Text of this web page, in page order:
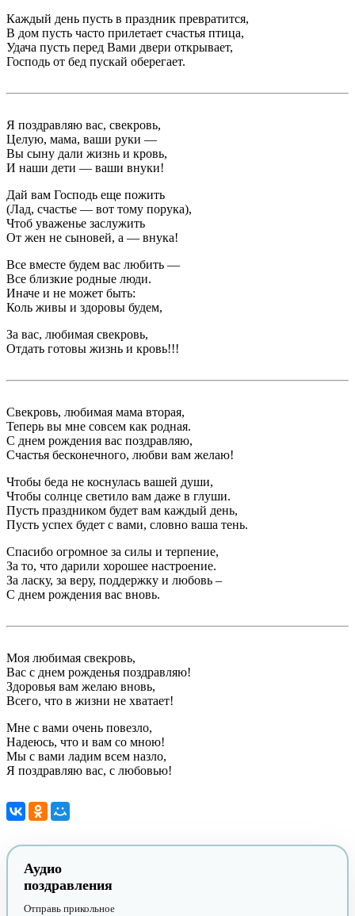
Каждый день пусть в праздник превратится,
В дом пусть часто прилетает счастья птица,
Удача пусть перед Вами двери открывает,
Господь от бед пускай оберегает.
Я поздравляю вас, свекровь,
Целую, мама, ваши руки —
Вы сыну дали жизнь и кровь,
И наши дети — ваши внуки!
Дай вам Господь еще пожить
(Лад, счастье — вот тому порука),
Чтоб уваженье заслужить
От жен не сыновей, а — внука!
Все вместе будем вас любить —
Все близкие родные люди.
Иначе и не может быть:
Коль живы и здоровы будем,
За вас, любимая свекровь,
Отдать готовы жизнь и кровь!!!
Свекровь, любимая мама вторая,
Теперь вы мне совсем как родная.
С днем рождения вас поздравляю,
Счастья бесконечного, любви вам желаю!
Чтобы беда не коснулась вашей души,
Чтобы солнце светило вам даже в глуши.
Пусть праздником будет вам каждый день,
Пусть успех будет с вами, словно ваша тень.
Спасибо огромное за силы и терпение,
За то, что дарили хорошее настроение.
За ласку, за веру, поддержку и любовь –
С днем рождения вас вновь.
Моя любимая свекровь,
Вас с днем рожденья поздравляю!
Здоровья вам желаю вновь,
Всего, что в жизни не хватает!
Мне с вами очень повезло,
Надеюсь, что и вам со мною!
Мы с вами ладим всем назло,
Я поздравляю вас, с любовью!
Аудио
поздравления
Отправь прикольное